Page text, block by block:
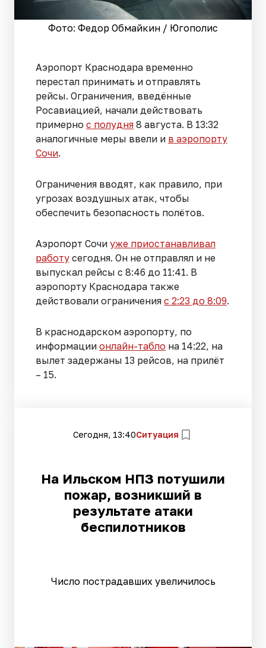
Фото: Федор Обмайкин / Югополис
Аэропорт Краснодара временно
перестал принимать и отправлять
рейсы. Ограничения, введённые
Росавиацией, начали действовать
примерно с полудня 8 августа. В 13:32
аналогичные меры ввели и в аэропорту
Сочи.
Ограничения вводят, как правило, при
угрозах воздушных атак, чтобы
обеспечить безопасность полётов.
Аэропорт Сочи уже приостанавливал
работу сегодня. Он не отправлял и не
выпускал рейсы с 8:46 до 11:41. В
аэропорту Краснодара также
действовали ограничения с 2:23 до 8:09.
В краснодарском аэропорту, по
информации онлайн-табло на 14:22, на
вылет задержаны 13 рейсов, на прилёт
– 15.
Сегодня, 13:40Ситуация
На Ильском НПЗ потушили
пожар, возникший в
результате атаки
беспилотников
Число пострадавших увеличилось